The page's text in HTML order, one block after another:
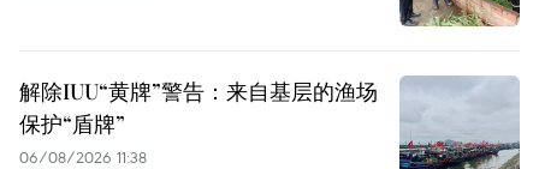
解除IUU“黄牌”警告：来自基层的渔场
保护“盾牌”
06/08/2026 11:38